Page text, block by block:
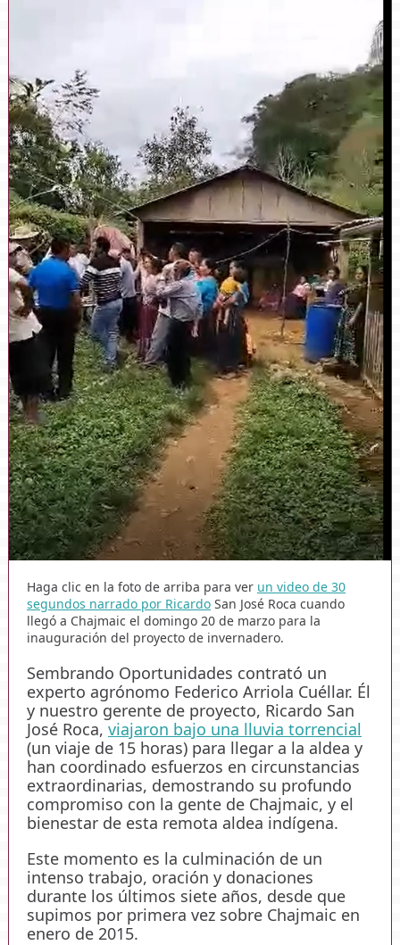
Haga clic en la foto de arriba para ver un video de 30
segundos narrado por Ricardo San José Roca cuando
llegó a Chajmaic el domingo 20 de marzo para la
inauguración del proyecto de invernadero.
Sembrando Oportunidades contrató un
experto agrónomo Federico Arriola Cuéllar. Él
y nuestro gerente de proyecto, Ricardo San
José Roca, viajaron bajo una lluvia torrencial
(un viaje de 15 horas) para llegar a la aldea y
han coordinado esfuerzos en circunstancias
extraordinarias, demostrando su profundo
compromiso con la gente de Chajmaic, y el
bienestar de esta remota aldea indígena.
Este momento es la culminación de un
intenso trabajo, oración y donaciones
durante los últimos siete años, desde que
supimos por primera vez sobre Chajmaic en
enero de 2015.